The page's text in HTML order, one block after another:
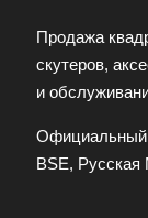
Продажа
скутеров,
и
Официальный
BSE, Русская